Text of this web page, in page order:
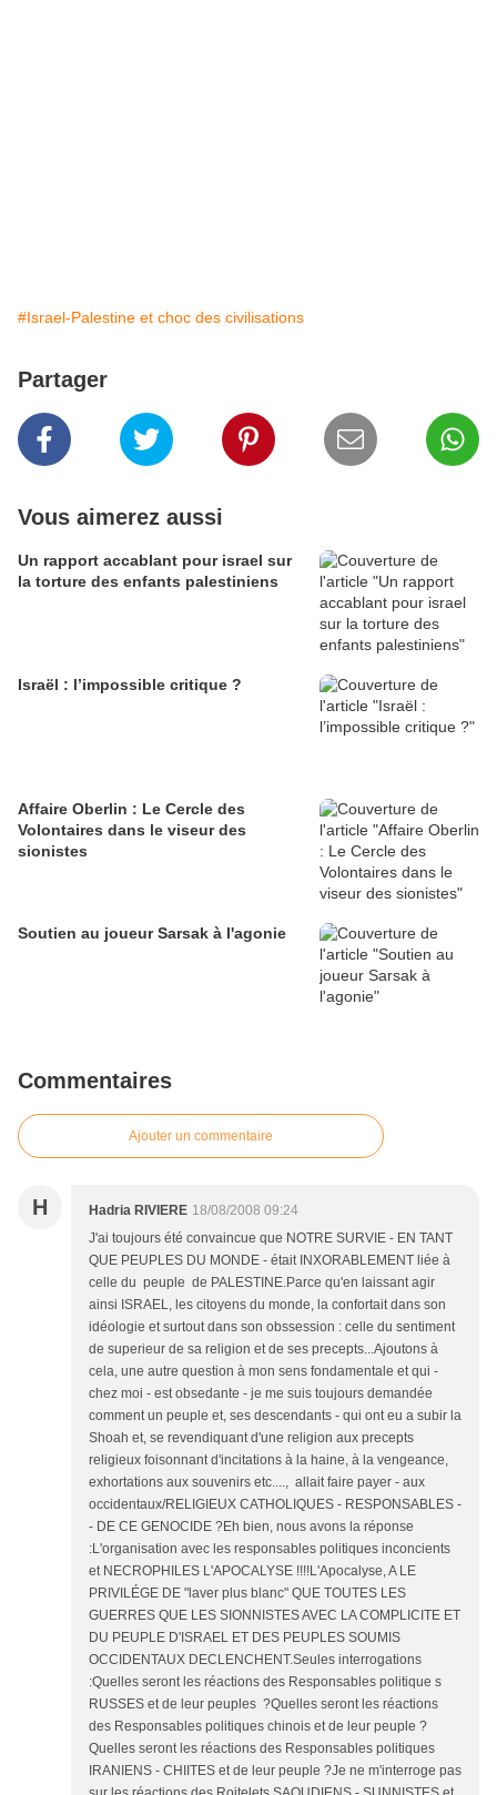
#Israel-Palestine et choc des civilisations
Partager
Vous aimerez aussi
Un rapport accablant pour israel sur
la torture des enfants palestiniens
Israël : l’impossible critique ?
Affaire Oberlin : Le Cercle des
Volontaires dans le viseur des
sionistes
Soutien au joueur Sarsak à l'agonie
Commentaires
Ajouter un commentaire
H Hadria RIVIERE 18/08/2008 09:24
J'ai toujours été convaincue que NOTRE SURVIE - EN TANT
QUE PEUPLES DU MONDE - était INXORABLEMENT liée à
celle du peuple de PALESTINE.Parce qu'en laissant agir
ainsi ISRAEL, les citoyens du monde, la confortait dans son
idéologie et surtout dans son obssession : celle du sentiment
de superieur de sa religion et de ses precepts...Ajoutons à
cela, une autre question à mon sens fondamentale et qui -
chez moi - est obsedante - je me suis toujours demandée
comment un peuple et, ses descendants - qui ont eu a subir la
Shoah et, se revendiquant d'une religion aux precepts
religieux foisonnant d'incitations à la haine, à la vengeance,
exhortations aux souvenirs etc...., allait faire payer - aux
occidentaux/RELIGIEUX CATHOLIQUES - RESPONSABLES -
- DE CE GENOCIDE ?Eh bien, nous avons la réponse
:L'organisation avec les responsables politiques inconcients
et NECROPHILES L'APOCALYSE !!!!L'Apocalyse, A LE
PRIVILÉGE DE "laver plus blanc" QUE TOUTES LES
GUERRES QUE LES SIONNISTES AVEC LA COMPLICITE ET
DU PEUPLE D'ISRAEL ET DES PEUPLES SOUMIS
OCCIDENTAUX DECLENCHENT.Seules interrogations
:Quelles seront les réactions des Responsables politique s
RUSSES et de leur peuples ?Quelles seront les réactions
des Responsables politiques chinois et de leur peuple ?
Quelles seront les réactions des Responsables politiques
IRANIENS - CHIITES et de leur peuple ?Je ne m'interroge pas